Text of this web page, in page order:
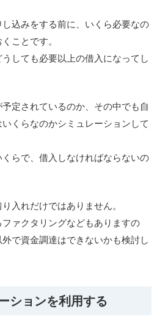
込みをする前に、いくら必要なの
ことです。
しても必要以上の借入になってし
定されているのか、その中でも自
くらなのかシミュレーションして
らで、借入しなければならないの
入れだけではありません。
ァクタリングなどもありますの
で資金調達はできないかも検討し
ションを利用する